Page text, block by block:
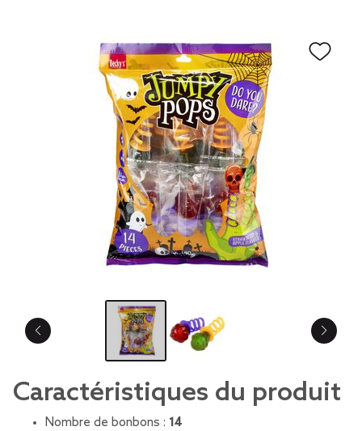
Caractéristiques du produit
Nombre de bonbons : 14